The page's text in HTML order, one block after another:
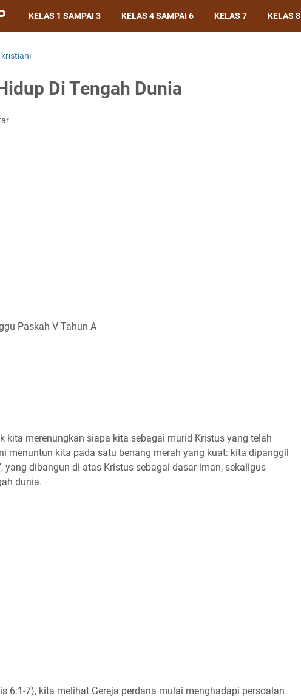
KELAS 1 SAMPAI 3 KELAS 4 SAMPAI 6 KELAS 7 KELAS 8
Di Tengah Dunia
Paskah V Tahun A
kita merenungkan siapa kita sebagai murid Kristus yang telah
menuntun kita pada satu benang merah yang kuat: kita dipanggil
yang dibangun di atas Kristus sebagai dasar iman, sekaligus
dunia.
6:1-7), kita melihat Gereja perdana mulai menghadapi persoalan